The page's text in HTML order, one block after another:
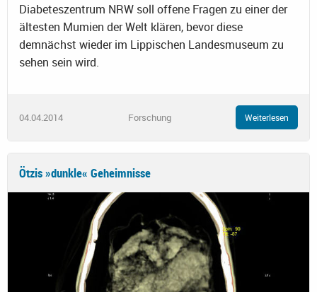
Diabeteszentrum NRW soll offene Fragen zu einer der
ältesten Mumien der Welt klären, bevor diese
demnächst wieder im Lippischen Landesmuseum zu
sehen sein wird.
04.04.2014 Forschung Weiterlesen
Ötzis »dunkle« Geheimnisse